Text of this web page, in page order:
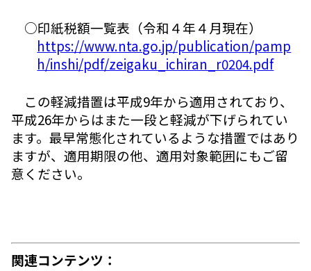
○印紙税額一覧表（令和４年４月現在）
https://www.nta.go.jp/publication/pamp
h/inshi/pdf/zeigaku_ichiran_r0204.pdf
この軽減措置は平成9年から適用されており、
平成26年からはまた一段と軽減が下げられてい
ます。最早常態化されているような措置ではあり
ますが、適用期限の他、適用対象範囲にもご留
意ください。
関連コンテンツ：